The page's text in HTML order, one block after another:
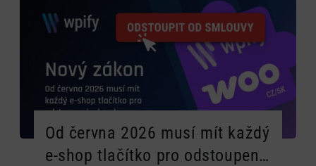
Od června 2026 musí mít každý
e-shop tlačítko pro odstoupení